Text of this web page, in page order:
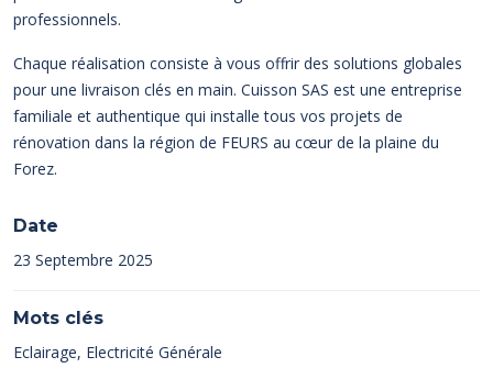
professionnels.
Chaque réalisation consiste à vous offrir des solutions globales
pour une livraison clés en main. Cuisson SAS est une entreprise
familiale et authentique qui installe tous vos projets de
rénovation dans la région de FEURS au cœur de la plaine du
Forez.
Date
23 Septembre 2025
Mots clés
Eclairage, Electricité Générale